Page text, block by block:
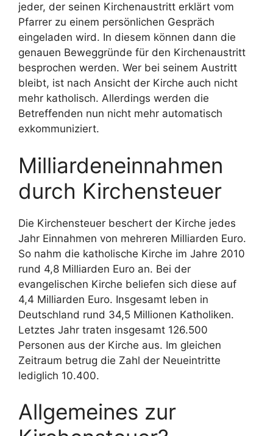
jeder, der seinen Kirchenaustritt erklärt vom
Pfarrer zu einem persönlichen Gespräch
eingeladen wird. In diesem können dann die
genauen Beweggründe für den Kirchenaustritt
besprochen werden. Wer bei seinem Austritt
bleibt, ist nach Ansicht der Kirche auch nicht
mehr katholisch. Allerdings werden die
Betreffenden nun nicht mehr automatisch
exkommuniziert.
Milliardeneinnahmen
durch Kirchensteuer
Die Kirchensteuer beschert der Kirche jedes
Jahr Einnahmen von mehreren Milliarden Euro.
So nahm die katholische Kirche im Jahre 2010
rund 4,8 Milliarden Euro an. Bei der
evangelischen Kirche beliefen sich diese auf
4,4 Milliarden Euro. Insgesamt leben in
Deutschland rund 34,5 Millionen Katholiken.
Letztes Jahr traten insgesamt 126.500
Personen aus der Kirche aus. Im gleichen
Zeitraum betrug die Zahl der Neueintritte
lediglich 10.400.
Allgemeines zur